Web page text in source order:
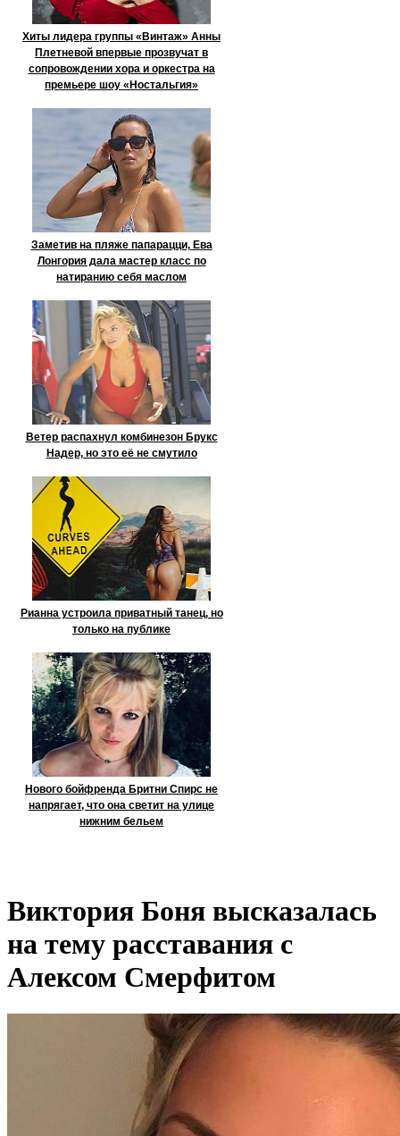
Хиты лидера группы «Винтаж» Анны
Плетневой впервые прозвучат в
сопровождении хора и оркестра на
премьере шоу «Ностальгия»
Заметив на пляже папарацци, Ева
Лонгория дала мастер класс по
натиранию себя маслом
Ветер распахнул комбинезон Брукс
Надер, но это её не смутило
Рианна устроила приватный танец, но
только на публике
Нового бойфренда Бритни Спирс не
напрягает, что она светит на улице
нижним бельем
Виктория Боня высказалась
на тему расставания с
Алексом Смерфитом